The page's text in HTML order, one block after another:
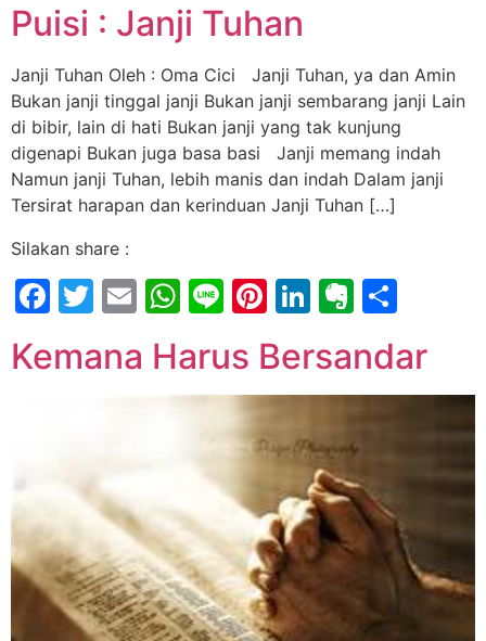
Puisi : Janji Tuhan
Janji Tuhan Oleh : Oma Cici Janji Tuhan, ya dan Amin
Bukan janji tinggal janji Bukan janji sembarang janji Lain
di bibir, lain di hati Bukan janji yang tak kunjung
digenapi Bukan juga basa basi Janji memang indah
Namun janji Tuhan, lebih manis dan indah Dalam janji
Tersirat harapan dan kerinduan Janji Tuhan […]
Silakan share :
Facebook
Twitter
EmailWhatsApp
LinePinterest
LinkedIn
Kemana Harus Bersandar